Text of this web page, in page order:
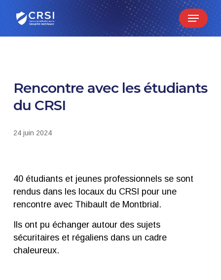
Skip
to
main
Menu
Rencontre avec les étudiants
du CRSI
24 juin 2024
40 étudiants et jeunes professionnels se sont
rendus dans les locaux du CRSI pour une
rencontre avec Thibault de Montbrial.
Ils ont pu échanger autour des sujets
sécuritaires et régaliens dans un cadre
chaleureux.